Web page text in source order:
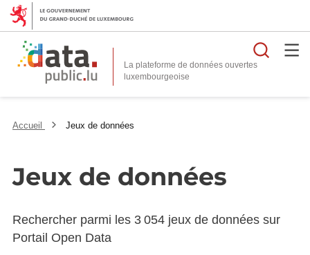
La plateforme de données ouvertes
Accueil Jeux de données
Jeux de données
Rechercher parmi les 3 054 jeux de données sur
Portail Open Data